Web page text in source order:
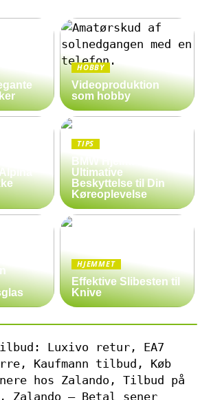
HOBBY
Videoproduktion
som hobby
TIPS
BMW Hjelm: Den
Ultimative
Beskyttelse til Din
Køreoplevelse
HJEMMET
Effektive Slibesten til
Knive
Luxivo retur, EA7
Kaufmann tilbud, Køb
hos Zalando, Tilbud på
– Betal sener